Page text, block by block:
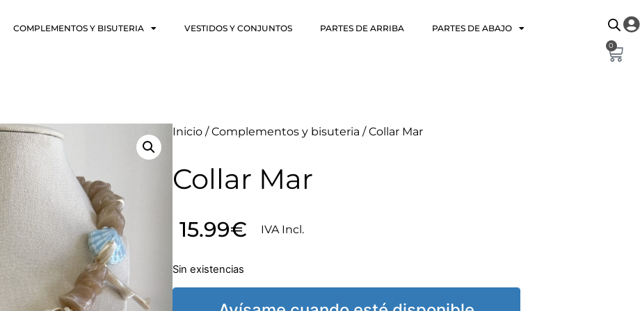
COMPLEMENTOS Y BISUTERIA VESTIDOS Y CONJUNTOS PARTES DE ARRIBA PARTES DE ABAJO
0
Inicio /Complementos y bisuteria / Collar Mar
Collar Mar
15.99€ IVA Incl.
Sin existencias